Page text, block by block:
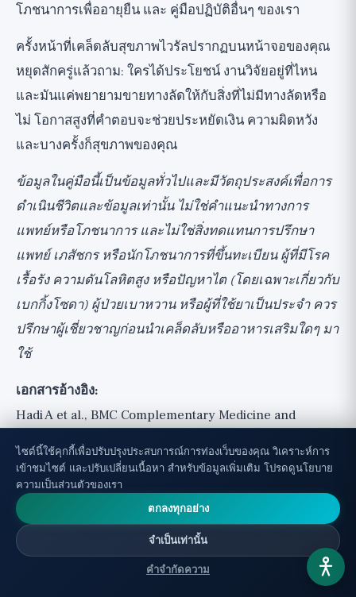
โภชนาการเพื่ออายุยืน และ คู่มือปฏิบัติอื่นๆ ของเรา
ครั้งหน้าที่เคล็ดลับสุขภาพไวรัลปรากฏบนหน้าจอของคุณ
หยุดสักครู่แล้วถาม: ใครได้ประโยชน์ งานวิจัยอยู่ที่ไหน
และมันแค่พยายามขายทางลัดให้กับสิ่งที่ไม่มีทางลัดหรือ
ไม่ โอกาสสูงที่คำตอบจะช่วยประหยัดเงิน ความผิดหวัง
และบางครั้งก็สุขภาพของคุณ
ข้อมูลในคู่มือนี้เป็นข้อมูลทั่วไปและมีวัตถุประสงค์เพื่อการ
ดำเนินชีวิตและข้อมูลเท่านั้น ไม่ใช่คำแนะนำทางการ
แพทย์หรือโภชนาการ และไม่ใช่สิ่งทดแทนการปรึกษา
แพทย์ เภสัชกร หรือนักโภชนาการที่ขึ้นทะเบียน ผู้ที่มีโรค
เรื้อรัง ความดันโลหิตสูง หรือปัญหาไต (โดยเฉพาะเกี่ยวกับ
เบกกิ้งโซดา) ผู้ป่วยเบาหวาน หรือผู้ที่ใช้ยาเป็นประจำ ควร
ปรึกษาผู้เชี่ยวชาญก่อนนำเคล็ดลับหรืออาหารเสริมใดๆ มา
ใช้
เอกสารอ้างอิง:
Hadi A et al., BMC Complementary Medicine and
Therapies 2021, The effect of apple cider vinegar on
lipid profiles and glycemic parameters: a systematic
review and meta-analysis
Klein AV, Kiat H, Journal of Human Nutrition and
Dietetics 2015, Detox diets for toxin elimination and
weight management: a critical review of the evidence
Fenton TR, Huang T, BMJ Open 2016, Systematic review
ไซต์นี้ใช้คุกกี้เพื่อปรับปรุงประสบการณ์การท่องเว็บของคุณ วิเคราะห์การ
เข้าชมไซต์ และปรับเปลี่ยนเนื้อหา สำหรับข้อมูลเพิ่มเติม โปรดดูนโยบาย
ความเป็นส่วนตัวของเรา
ตกลงทุกอย่าง
จำเป็นเท่านั้น
คำจำกัดความ